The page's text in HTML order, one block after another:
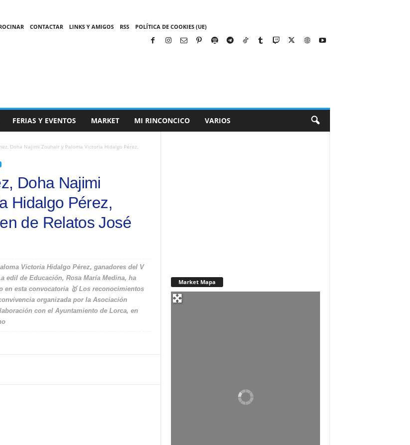
CONTACTAR LINKS Y AMIGOS RSS POLÍTICA DE COOKIES (UE)
FERIAS Y EVENTOS MARKET MI RINCONCICO VARIOS
Doha Najimi Zouhair y Paloma Victoria Hidalgo Pérez,
Doha Najimi
Hidalgo Pérez,
de Relatos José
Victoria Hidalgo Pérez, ganadores del V
edil de Educación, Rosa María Medina, ha
en esta convocatoria 🥇 Los reconocimientos
organizada por la Asociación
con el Ayuntamiento de Lorca, en
Market Mapa